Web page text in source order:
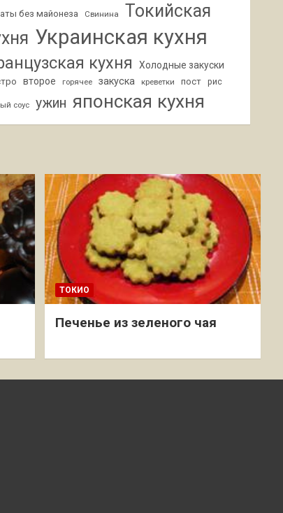
без майонеза Свинина
Токийская
Украинская кухня
кухня Холодные закуски
второе горячее закуска креветки пост рис
соус ужин японская кухня
ТОКИО
Печенье из зеленого чая